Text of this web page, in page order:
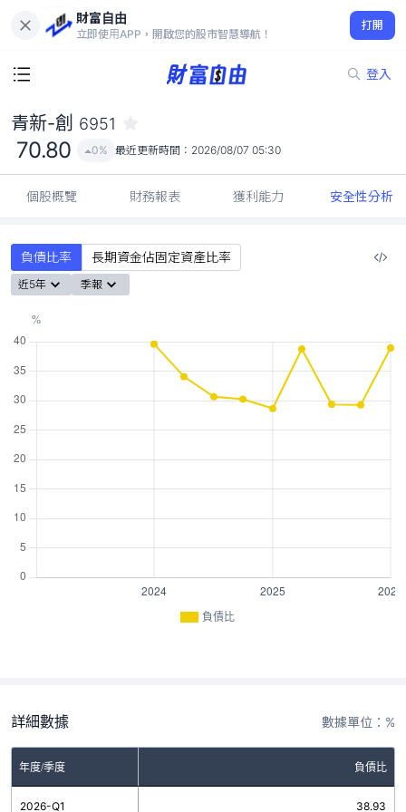
財富自由
立即使用APP，開啟您的股市智慧導航！
打開
登入
70.80
0%
青新-創 6951
70.80 0% 最近更新時間： 2026/08/07 05:30
個股概覽 財務報表 獲利能力 安全性分析
負債比率 長期資金佔固定資產比率
近5年 季報
負債比
詳細數據 數據單位：%
年度/季度 負債比
2026-Q1 38.93